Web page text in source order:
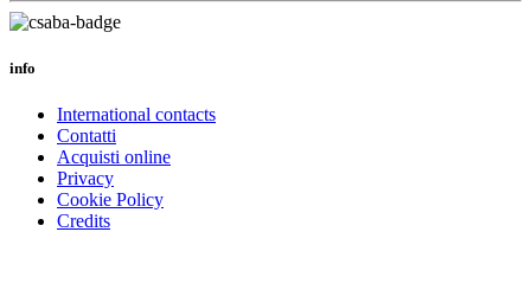
info
International contacts
Contatti
Acquisti online
Privacy
Cookie Policy
Credits